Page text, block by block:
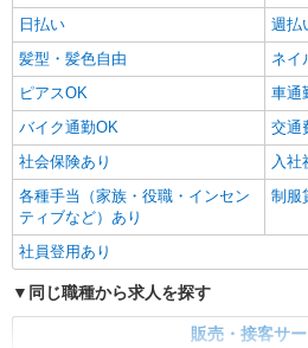
日払い
週払
髪型・髪色自由
ネイ
ピアスOK
車通
バイク通勤OK
交通
社会保険あり
入社
各種手当（家族・役職・インセン
ティブなど）あり
制服
社員登用あり
同じ職種から求人を探す
販売・接客サ